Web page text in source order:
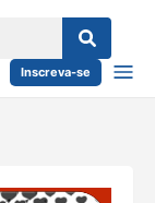
Inscreva-se